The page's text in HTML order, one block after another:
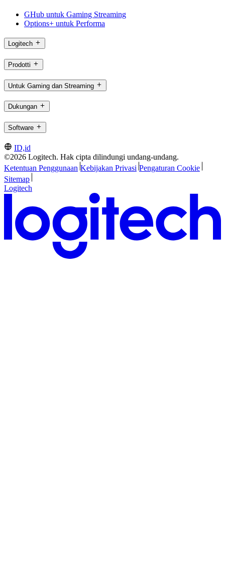
GHub untuk Gaming Streaming
Options+ untuk Performa
Logitech
Prodotti
Untuk Gaming dan Streaming
Dukungan
Software
ID,id
©2026 Logitech. Hak cipta dilindungi undang-undang.
Ketentuan Penggunaan Kebijakan Privasi Pengaturan Cookie
Sitemap
Logitech